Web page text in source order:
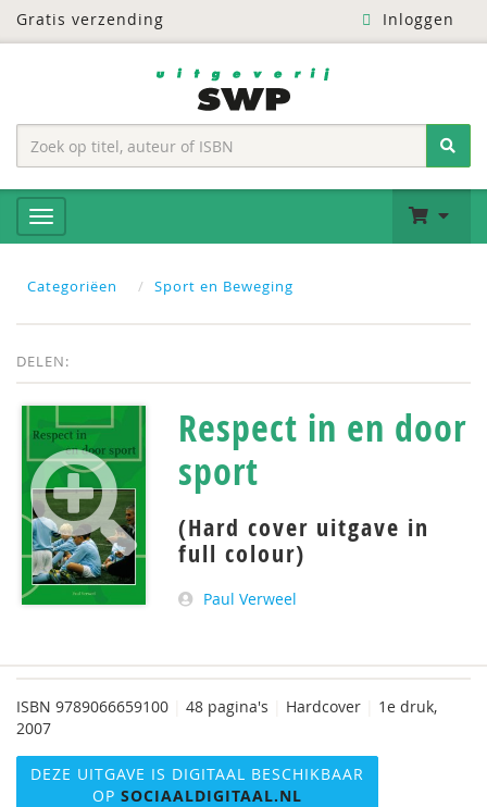
Gratis verzending Inloggen
Categoriëen Sport en Beweging
DELEN:
Respect in en door
sport
(Hard cover uitgave in
full colour)
Paul Verweel
ISBN 9789066659100 48 pagina's Hardcover
1e druk,
2007
DEZE UITGAVE IS DIGITAAL BESCHIKBAAR
OP SOCIAALDIGITAAL.NL